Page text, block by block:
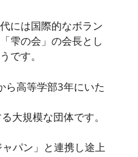
には国際的なボラン
雫の会」の会長とし
です。
ら高等学部3年にいた
大規模な団体です。
パン」と連携し途上